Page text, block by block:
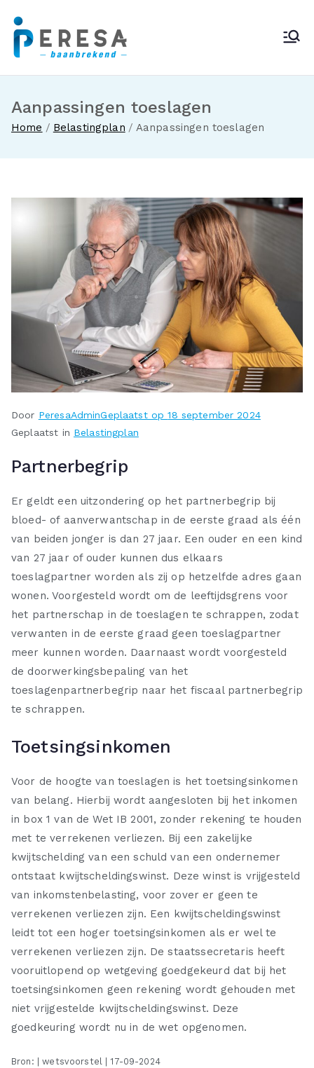
naar
Aanpassingen toeslagen
Home Belastingplan Aanpassingen toeslagen
Door PeresaAdminGeplaatst op18 september 2024
Geplaatst in Belastingplan
Partnerbegrip
Er geldt een uitzondering op het partnerbegrip bij
bloed- of aanverwantschap in de eerste graad als één
van beiden jonger is dan 27 jaar. Een ouder en een kind
van 27 jaar of ouder kunnen dus elkaars
toeslagpartner worden als zij op hetzelfde adres gaan
wonen. Voorgesteld wordt om de leeftijdsgrens voor
het partnerschap in de toeslagen te schrappen, zodat
verwanten in de eerste graad geen toeslagpartner
meer kunnen worden. Daarnaast wordt voorgesteld
de doorwerkingsbepaling van het
toeslagenpartnerbegrip naar het fiscaal partnerbegrip
te schrappen.
Toetsingsinkomen
Voor de hoogte van toeslagen is het toetsingsinkomen
van belang. Hierbij wordt aangesloten bij het inkomen
in box 1 van de Wet IB 2001, zonder rekening te houden
met te verrekenen verliezen. Bij een zakelijke
kwijtschelding van een schuld van een ondernemer
ontstaat kwijtscheldingswinst. Deze winst is vrijgesteld
van inkomstenbelasting, voor zover er geen te
verrekenen verliezen zijn. Een kwijtscheldingswinst
leidt tot een hoger toetsingsinkomen als er wel te
verrekenen verliezen zijn. De staatssecretaris heeft
vooruitlopend op wetgeving goedgekeurd dat bij het
toetsingsinkomen geen rekening wordt gehouden met
niet vrijgestelde kwijtscheldingswinst. Deze
goedkeuring wordt nu in de wet opgenomen.
Bron: | wetsvoorstel | 17-09-2024